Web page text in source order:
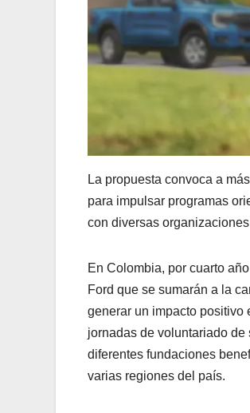
La propuesta convoca a
para impulsar programas
con diversas
En Colombia, por cuarto
Ford que se sumarán a la
generar un impacto positivo
jornadas de voluntariado
diferentes fundaciones
varias regiones del país.